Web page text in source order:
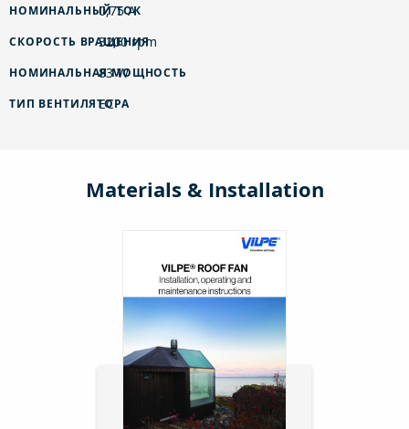
НОМИНАЛЬНЫЙ ТОК
0,75 A
СКОРОСТЬ ВРАЩЕНИЯ
3200 rpm
НОМИНАЛЬНАЯ МОЩНОСТЬ
83 W
ТИП ВЕНТИЛЯТОРА
EC
Materials & Installation